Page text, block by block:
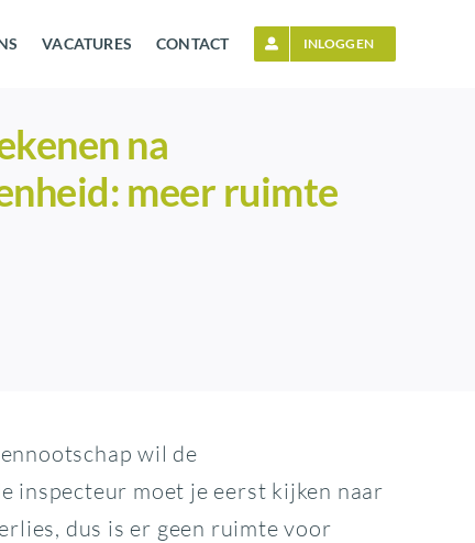
VACATURES CONTACT INLOGGEN
na
meer ruimte
wil de
inspecteur moet je eerst kijken naar
dus is er geen ruimte voor